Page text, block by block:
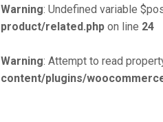
Warning: Undefined variable
product/related.php on line 24
Warning: Attempt to read
content/plugins/